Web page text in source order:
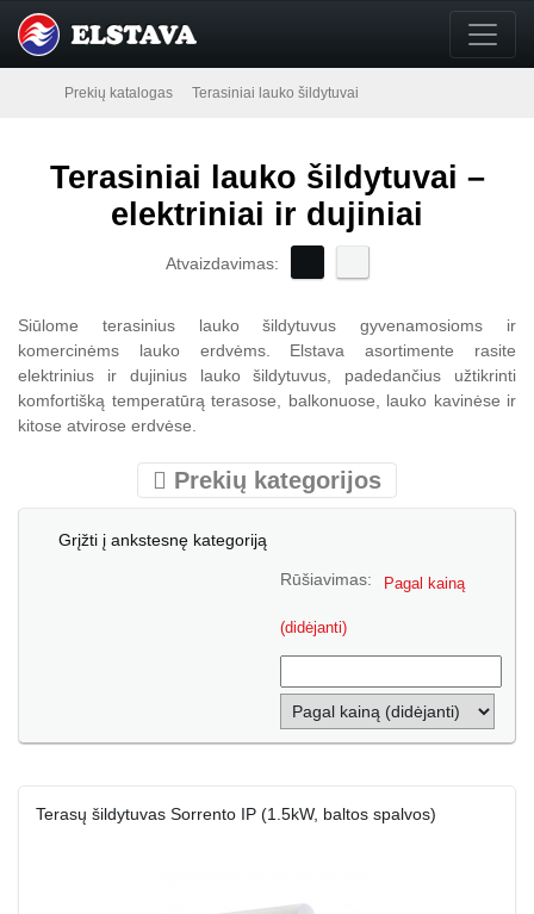
Prekių katalogas Terasiniai lauko šildytuvai
Terasiniai lauko šildytuvai –
elektriniai ir dujiniai
Atvaizdavimas:
Siūlome terasinius lauko šildytuvus gyvenamosioms ir
komercinėms lauko erdvėms. Elstava asortimente rasite
elektrinius ir dujinius lauko šildytuvus, padedančius užtikrinti
komfortišką temperatūrą terasose, balkonuose, lauko kavinėse ir
kitose atvirose erdvėse.
Prekių kategorijos
Grįžti į ankstesnę kategoriją
Rūšiavimas: Pagal kainą
(didėjanti)
Terasų šildytuvas Sorrento IP (1.5kW, baltos spalvos)